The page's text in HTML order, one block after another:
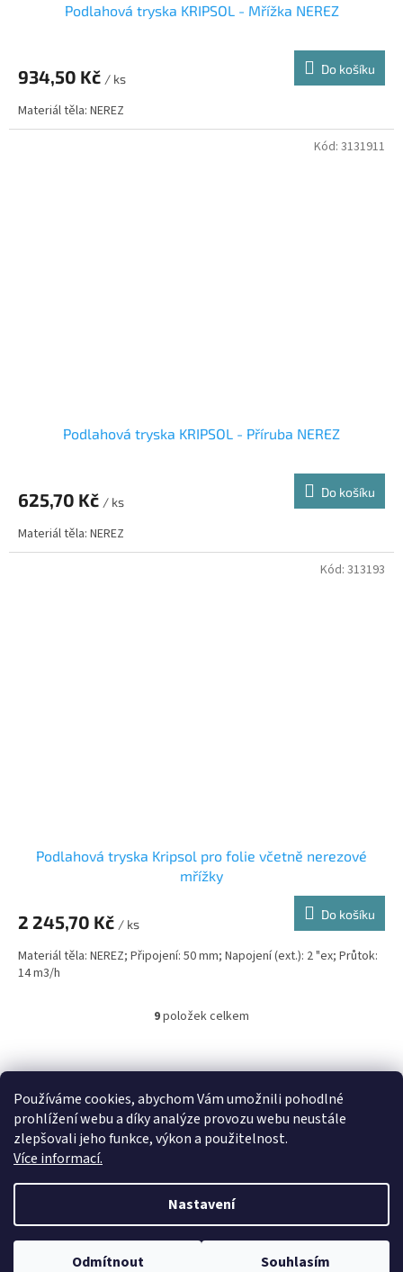
Používáme cookies, abychom Vám umožnili pohodlné
prohlížení webu a díky analýze provozu webu neustále
zlepšovali jeho funkce, výkon a použitelnost.
Více informací.
Nastavení
Odmítnout Souhlasím
Podlahová tryska KRIPSOL - Mřížka NEREZ
934,50 Kč / ks
Do košíku
Materiál těla: NEREZ
Podlahová tryska KRIPSOL - Příruba NEREZ
625,70 Kč / ks
Do košíku
Materiál těla: NEREZ
Kód: 3131911
Podlahová tryska Kripsol pro folie včetně nerezové
mřížky
2 245,70 Kč / ks
Do košíku
Materiál těla: NEREZ; Připojení: 50 mm; Napojení (ext.): 2 "ex; Průtok:
14 m3/h
Kód: 313193
O
á
d
a
c
í
k
y
v
9položek celkem
á
Vytvořil Shoptet
Copyright 2026Český Bazén. Všechna práva vyhrazena.
Upravit nastavení cookies